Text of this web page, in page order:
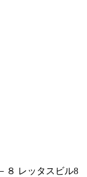
８ レッタスビル8